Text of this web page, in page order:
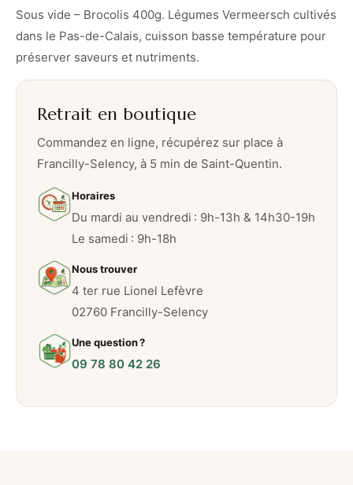
o
l
i
s
0
0
g
Sous vide – Brocolis 400g. Légumes Vermeersch cultivés
dans le Pas-de-Calais, cuisson basse température pour
préserver saveurs et nutriments.
Retrait en boutique
Commandez en ligne, récupérez sur place à
Francilly-Selency, à 5 min de Saint-Quentin.
Horaires
Du mardi au vendredi : 9h-13h & 14h30-19h
Le samedi : 9h-18h
Nous trouver
4 ter rue Lionel Lefèvre
02760 Francilly-Selency
Une question ?
09 78 80 42 26